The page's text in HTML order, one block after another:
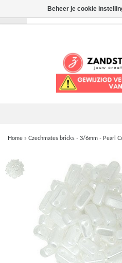
Home » Czechmates bricks - 3/6mm - Pearl
Beheer je cookie